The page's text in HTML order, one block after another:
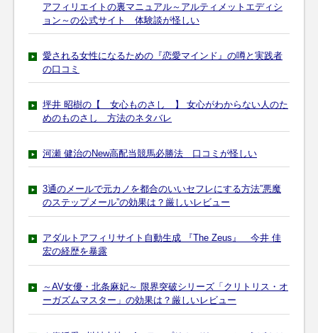
アフィリエイトの裏マニュアル～アルティメットエディシ
ョン～の公式サイト 体験談が怪しい
愛される女性になるための『恋愛マインド』の噂と実践者
の口コミ
坪井 昭樹の【 女心ものさし 】 女心がわからない人のた
めのものさし 方法のネタバレ
河瀬 健治のNew高配当競馬必勝法 口コミが怪しい
3通のメールで元カノを都合のいいセフレにする方法”悪魔
のステップメール”の効果は？厳しいレビュー
アダルトアフィリサイト自動生成 『The Zeus』 今井 佳
宏の経歴を暴露
～AV女優・北条麻妃～ 限界突破シリーズ「クリトリス・オ
ーガズムマスター」の効果は？厳しいレビュー